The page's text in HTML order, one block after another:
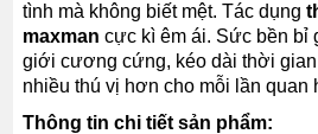
tình mà không biết mệt. Tác dụng
maxman cực kì êm ái. Sức bền bỉ
giới cương cứng, kéo dài thời
nhiều thú vị hơn cho mỗi lần quan
Thông tin chi tiết sản phẩm: